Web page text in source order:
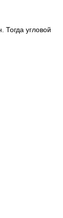
угловой